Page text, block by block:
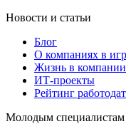
Новости и статьи
Блог
О компаниях в
Жизнь в компании
ИТ-проекты
Рейтинг
Молодым специалистам